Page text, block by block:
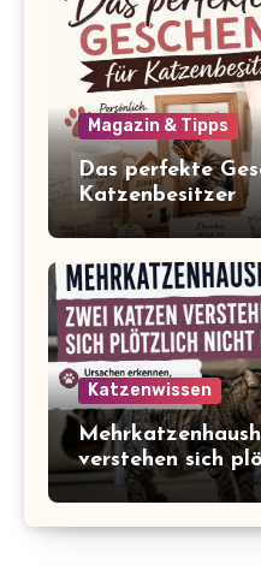
Magazin & Tipps
Das perfekte
Katzenbesitzer
Katzenwissen
verstehen sich